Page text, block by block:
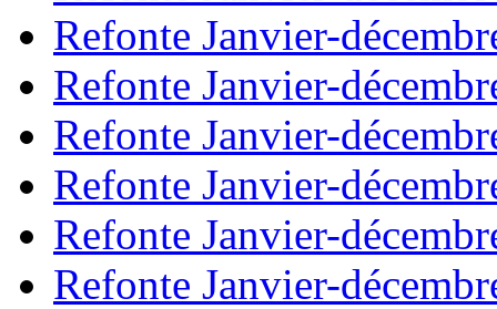
Refonte Janvier-
Refonte Janvier-
Refonte Janvier-
Refonte Janvier-
Refonte Janvier-
Refonte Janvier-